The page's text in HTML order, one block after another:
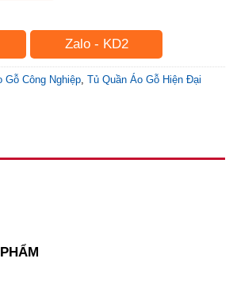
Zalo - KD2
Gỗ Công Nghiệp Tủ Quần Áo Gỗ Hiện Đại